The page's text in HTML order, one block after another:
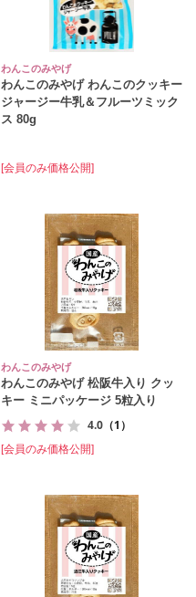
わんこのみやげ
わんこのみやげ わんこのクッキー
ジャージー牛乳＆フルーツミック
ス 80g
[会員のみ価格公開]
わんこのみやげ
わんこのみやげ 松阪牛入り クッ
キー ミニパッケージ 5粒入り
4.0 （1）
[会員のみ価格公開]